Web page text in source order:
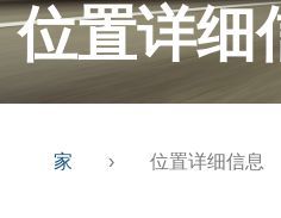
位置详细
家 › 位置详细信息